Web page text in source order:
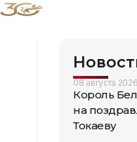
08 августа
Король
на
Токаеву